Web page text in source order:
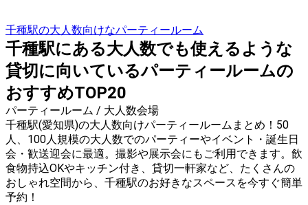
千種駅の大人数向けなパーティールーム
千種駅にある大人数でも使えるような
貸切に向いているパーティールームの
おすすめTOP20
パーティールーム / 大人数会場
千種駅(愛知県)の大人数向けパーティールームまとめ！50
人、100人規模の大人数でのパーティーやイベント・誕生日
会・歓送迎会に最適。撮影や展示会にもご利用できます。飲
食物持込OKやキッチン付き、貸切一軒家など、たくさんの
おしゃれ空間から、千種駅のお好きなスペースを今すぐ簡単
予約！